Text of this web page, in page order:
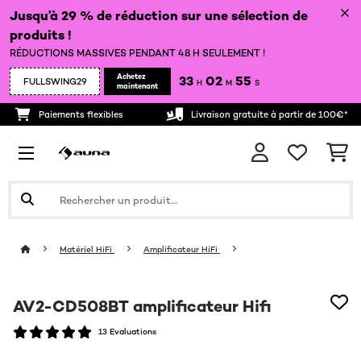
Jusqu’à 29 % de réduction sur une sélection de
produits !
RÉDUCTIONS MASSIVES PENDANT 48 H SEULEMENT !
FULLSWING29
Achetez
maintenant
33 H 02 M 54 S
Paiements flexibles Livraison gratuite à partir de 100€*
Matériel HiFi Amplificateur HiFi
AV2-CD508BT amplificateur Hifi
13 Evaluations